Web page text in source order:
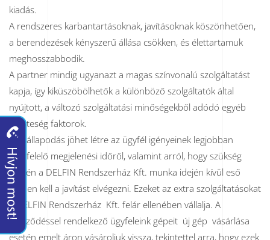
kiadás.
A rendszeres karbantartásoknak, javításoknak köszönhetően,
a berendezések kényszerű állása csökken, és élettartamuk
meghosszabbodik.
A partner mindig ugyanazt a magas színvonalú szolgáltatást
kapja, így kiküszöbölhetők a különböző szolgáltatók által
nyújtott, a változó szolgáltatási minőségekből adódó egyéb
veszteség faktorok.
Megállapodás jöhet létre az ügyfél igényeinek legjobban
megfelelő megjelenési időről, valamint arról, hogy szükség
esetén a DELFIN Rendszerház Kft. munka idején kívül eső
időben kell a javítást elvégezni. Ezeket az extra szolgáltatásokat
a DELFIN Rendszerház Kft. felár ellenében vállalja. A
szerződéssel rendelkező ügyfeleink gépeit új gép vásárlása
esetén emelt áron vásároljuk vissza, tekintettel arra, hogy ezek